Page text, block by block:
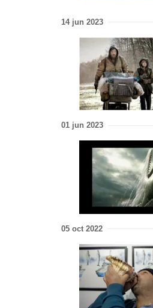
14 jun 2023
01 jun 2023
05 oct 2022